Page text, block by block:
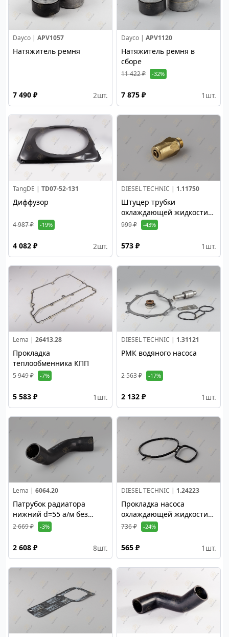
Dayco | APV1057
Натяжитель ремня
7 490 ₽ 2шт.
Dayco | APV1120
Натяжитель ремня в
сборе
11 422 ₽ -32%
7 875 ₽ 1 шт.
TangDE | TD07-52-131
Диффузор
4 987 ₽ -19%
4 082 ₽ 2шт.
DIESEL TECHNIC | 1.11750
Штуцер трубки
охлаждающей жидкости
на гбц 8*1
999 ₽ -43%
573 ₽ 1 шт.
Lema | 26413.28
Прокладка
теплообменника КПП
5 949 ₽ -7%
5 583 ₽ 1 шт.
DIESEL TECHNIC | 1.31121
РМК водяного насоса
2 563 ₽ -17%
2 132 ₽ 1 шт.
Lema | 6064.20
Патрубок радиатора
нижний d=55 а/м без
ретардера P-G-R D13 XPI
2 669 ₽ -3%
2 608 ₽ 8шт.
DIESEL TECHNIC | 1.24223
Прокладка насоса
охлаждающей жидкости
DC13
736 ₽ -24%
565 ₽ 1 шт.